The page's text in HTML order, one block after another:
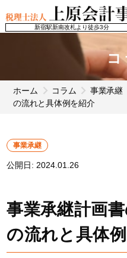
新宿駅新南改札より徒歩3分
コ
ホーム コラム 事業承継
の流れと具体例を紹介
事業承継
公開日: 2024.01.26
事業承継計画
の流れと具体